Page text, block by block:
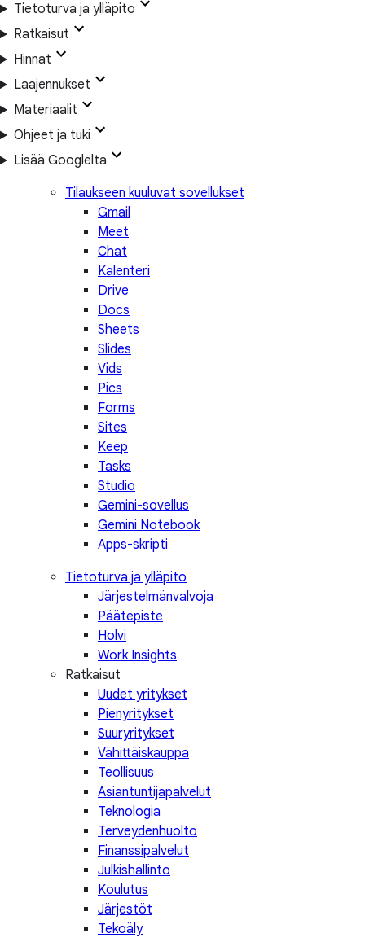
Tietoturva ja ylläpito
Ratkaisut
Hinnat
Laajennukset
Materiaalit
Ohjeet ja tuki
Lisää Googlelta
Tilaukseen kuuluvat sovellukset
Gmail
Meet
Chat
Kalenteri
Drive
Docs
Sheets
Slides
Vids
Pics
Forms
Sites
Keep
Tasks
Studio
Gemini-sovellus
Gemini Notebook
Apps-skripti
Tietoturva ja ylläpito
Järjestelmänvalvoja
Päätepiste
Holvi
Work Insights
Ratkaisut
Uudet yritykset
Pienyritykset
Suuryritykset
Vähittäiskauppa
Teollisuus
Asiantuntijapalvelut
Teknologia
Terveydenhuolto
Finanssipalvelut
Julkishallinto
Koulutus
Järjestöt
Tekoäly